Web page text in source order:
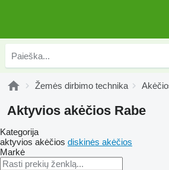
Žemės dirbimo technika
Aktyvios akėčios Rabe
Kategorija
aktyvios akėčios diskinės akėčios
Markė